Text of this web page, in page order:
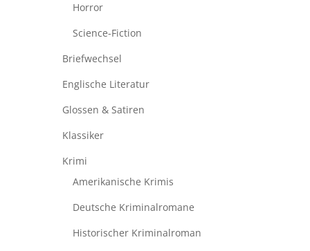
Horror
Science-Fiction
Briefwechsel
Englische Literatur
Glossen & Satiren
Klassiker
Krimi
Amerikanische Krimis
Deutsche Kriminalromane
Historischer Kriminalroman